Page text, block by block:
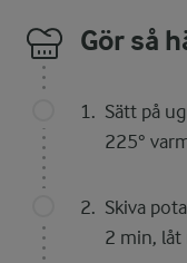
Gör så
Sätt på
225°
Skiva
2 min, låt